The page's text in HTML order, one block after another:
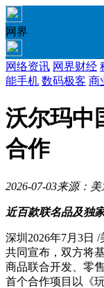
网界
网络资讯 网界财经
能手机 数码极客 商
沃尔玛中
合作
2026-07-03来源：美
近百款联名品及独
深圳 2026年7月3日 /
共同宣布，双方将
商品联合开发、零
首个合作项目以《